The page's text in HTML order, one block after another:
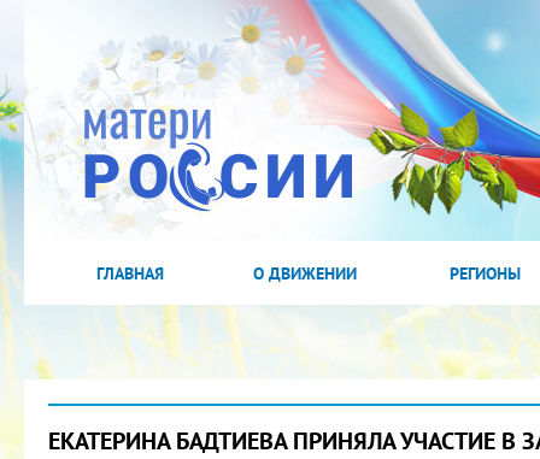
ГЛАВНАЯ О ДВИЖЕНИИ РЕГИОНЫ
ЕКАТЕРИНА БАДТИЕВА ПРИНЯЛА УЧАСТИЕ В